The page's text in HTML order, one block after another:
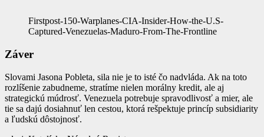
Firstpost-150-Warplanes-CIA-Insider-How-the-U.S-
Captured-Venezuelas-Maduro-From-The-Frontline
Záver
Slovami Jasona Pobleta, sila nie je to isté čo nadvláda. Ak na toto
rozlíšenie zabudneme, stratíme nielen morálny kredit, ale aj
strategickú múdrosť. Venezuela potrebuje spravodlivosť a mier, ale
tie sa dajú dosiahnuť len cestou, ktorá rešpektuje princíp subsidiarity
a ľudskú dôstojnosť.